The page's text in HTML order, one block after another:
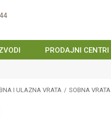
PRODAJNI CENTRI
I ULAZNA VRATA SOBNA VRATA